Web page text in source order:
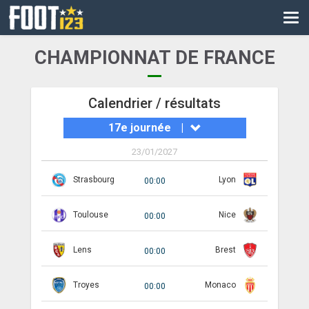
CM
LIGUE DES CHAMPIONS
LES DIRECTS
NATIONAL
COUPE DE LA LIGUE
CHAMPIONNAT DE FRANCE
Calendrier / résultats
17e journée |
23/01/2027
Strasbourg 00:00 Lyon
Toulouse 00:00 Nice
Lens 00:00 Brest
Troyes 00:00 Monaco